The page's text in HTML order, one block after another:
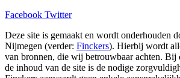
Facebook Twitter
Deze site is gemaakt en wordt onderhouden
Nijmegen (verder: Finckers). Hierbij wordt
van bronnen, die wij betrouwbaar achten. Bij
de inhoud van de site is de nodige